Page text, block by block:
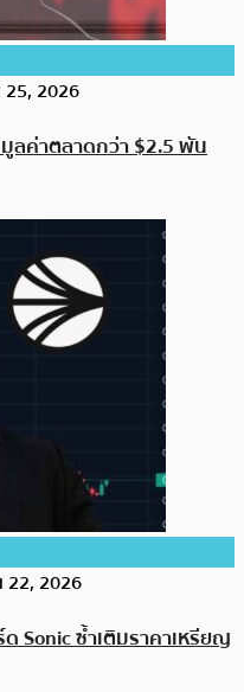
2026
ลค่าตลาดกว่า $2.5 พัน
22, 2026
Sonic ซ้ำเติมราคาเหรียญ